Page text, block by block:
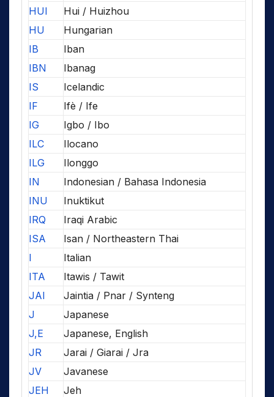
HUI
Hui / Huizhou
HU
Hungarian
IB
Iban
IBN
Ibanag
IS
Icelandic
IF
Ifè / Ife
IG
Igbo / Ibo
ILC
Ilocano
ILG
Ilonggo
IN
Indonesian / Bahasa Indonesia
INU
Inuktikut
IRQ
Iraqi Arabic
ISA
Isan / Northeastern Thai
I
Italian
ITA
Itawis / Tawit
JAI
Jaintia / Pnar / Synteng
J
Japanese
J,E
Japanese, English
JR
Jarai / Giarai / Jra
JV
Javanese
JEH
Jeh